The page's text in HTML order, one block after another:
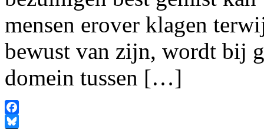
mensen erover klagen
bewust van zijn, wordt bij
domein tussen […]
Facebook